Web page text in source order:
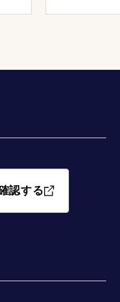
認する